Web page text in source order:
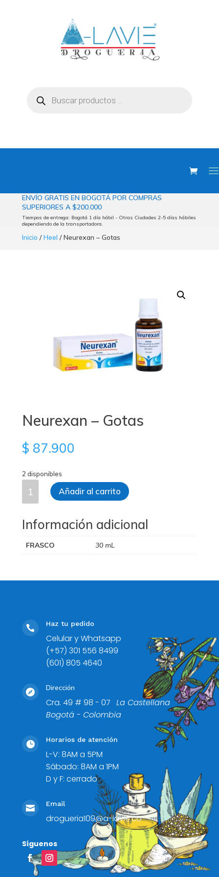
productos
ENVÍO GRATIS EN BOGOTÁ POR COMPRAS
SUPERIORES A $200.000
Tiempos de entrega: Bogotá 1 día hábil - Otras Ciudades 2-5 días hábiles
dependiendo de la transportadora.
Inicio /Heel / Neurexan – Gotas
Neurexan – Gotas
$ 87.900
2 disponibles
Neurexan
cantidad
Añadir al carrito
Información adicional
FRASCO 30 mL
 Haz tu pedido
Celular y Whatsapp
(+57) 301 556 8499
(601) 805 4640
 Dirección
Cra. 49 # 98 - 07 La Castellana
Bogotá - Colombia
 Horarios de atención
L-V: 8AM a 5PM
Sábado: 8AM a 1PM
D y F: cerrado
 Email
drogueria109@a-lavie.co
Síguenos